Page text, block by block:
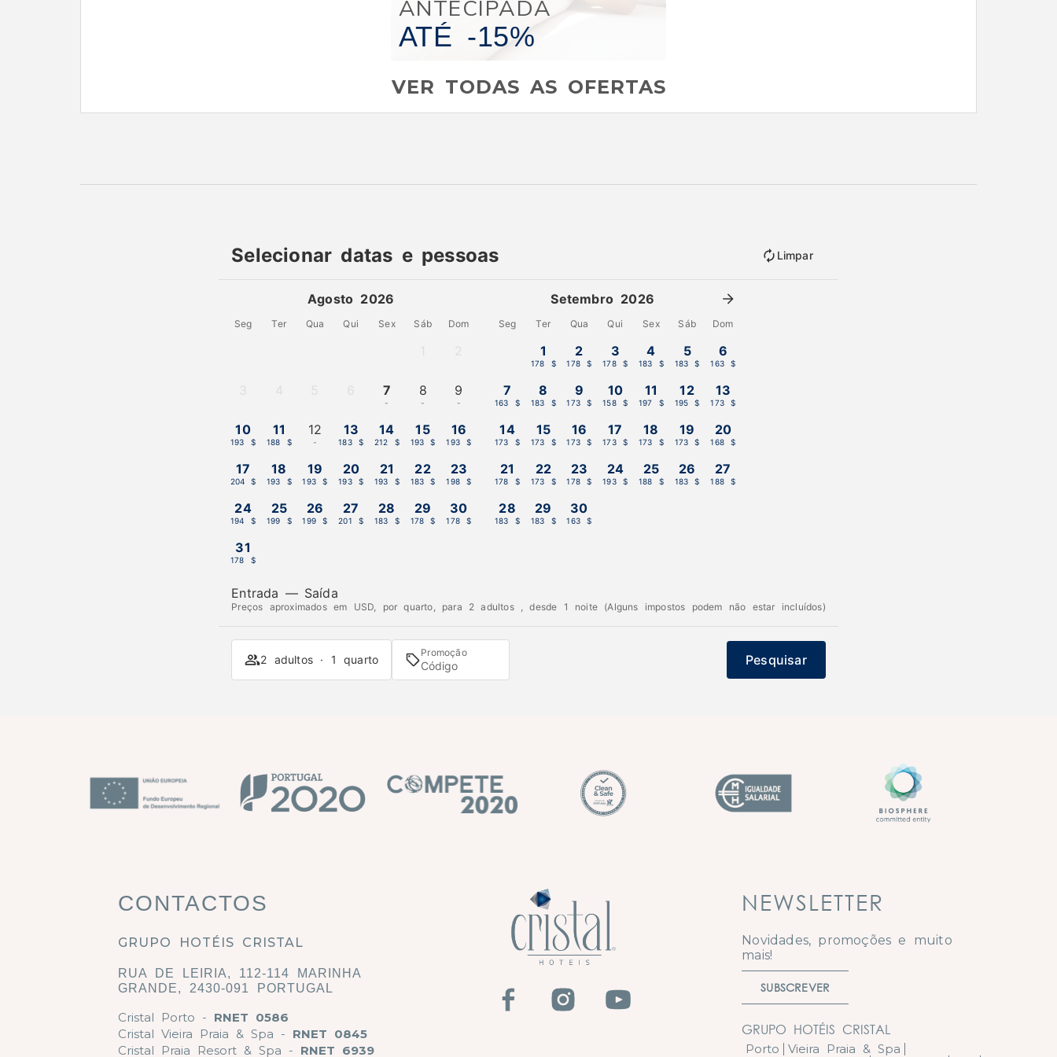
ANTECIPADA
ATÉ -15%
VER TODAS AS OFERTAS
Selecionar datas e pessoas Limpar
Agosto 2026
Seg Ter Qua Qui Sex Sáb Dom
7
-
8
-
9
-
10
193 $
11
188 $
12
-
13
183 $
14
212 $
15
193 $
16
193 $
17
204 $
18
193 $
19
193 $
20
193 $
21
193 $
22
183 $
23
198 $
24
194 $
25
199 $
26
199 $
27
201 $
28
183 $
29
178 $
30
178 $
31
178 $
Setembro 2026
Seg Ter Qua Qui Sex Sáb Dom
1
178 $
2
178 $
3
178 $
4
183 $
5
183 $
6
163 $
7
163 $
8
183 $
9
173 $
10
158 $
11
197 $
12
195 $
13
173 $
14
173 $
15
173 $
16
173 $
17
173 $
18
173 $
19
173 $
20
168 $
21
178 $
22
173 $
23
178 $
24
193 $
25
188 $
26
183 $
27
188 $
28
183 $
29
183 $
30
163 $
Entrada — Saída
Preços aproximados em USD, por quarto, para 2 adultos , desde 1 noite (Alguns impostos podem não estar incluídos)
2 adultos · 1 quarto Promoção Pesquisar
CONTACTOS
GRUPO HOTÉIS CRISTAL
RUA DE LEIRIA, 112-114 MARINHA
GRANDE, 2430-091 PORTUGAL
Cristal Porto - RNET 0586
Cristal Vieira Praia & Spa - RNET 0845
Cristal Praia Resort & Spa - RNET 6939
NEWSLETTER
Novidades, promoções e muito
mais!
SUBSCREVER
GRUPO HOTÉIS CRISTAL
Porto
Vieira Praia & Spa